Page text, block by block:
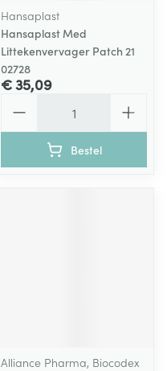
Hansaplast
Hansaplast Med
Littekenvervager Patch 21
02728
€ 35,09
Bestel
Alliance Pharma, Biocodex